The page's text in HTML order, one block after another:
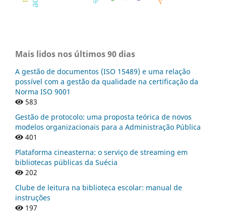
Mais lidos nos últimos 90 dias
A gestão de documentos (ISO 15489) e uma relação
possível com a gestão da qualidade na certificação da
Norma ISO 9001
583
Gestão de protocolo: uma proposta teórica de novos
modelos organizacionais para a Administração Pública
401
Plataforma cineasterna: o serviço de streaming em
bibliotecas públicas da Suécia
202
Clube de leitura na biblioteca escolar: manual de
instruções
197